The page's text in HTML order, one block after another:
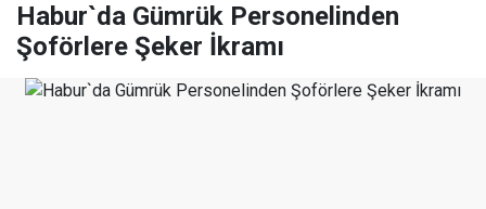
Habur`da Gümrük Personelinden
Şoförlere Şeker İkramı